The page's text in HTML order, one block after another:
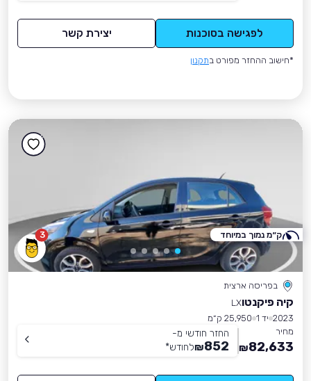
לפגישה בסוכנות יצירת קשר
*חישוב ההחזר מפורט בתקנון
3
בפריסה ארצית
קיה פיקנטוLX
2023 יד 1
25,950 ק״מ
מחיר
82,633
₪
החזר חודשי מ-
852
₪לחודש*
ק״מ נמוך במיוחד